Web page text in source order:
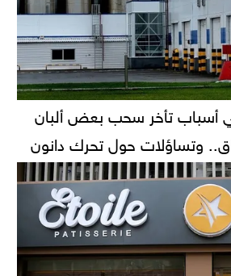
أسباب تأخر سحب بعض ألبان
وتساؤلات حول تحرك دانون